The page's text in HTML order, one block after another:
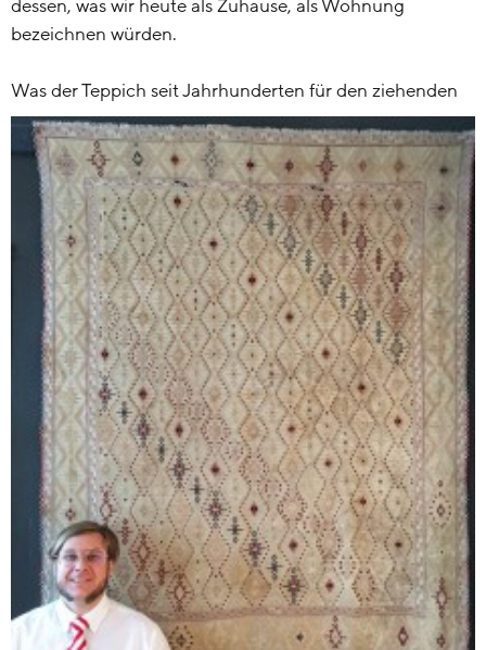
dessen, was wir heute als Zuhause, als Wohnung
bezeichnen würden.
Was der Teppich seit Jahrhunderten für den ziehenden